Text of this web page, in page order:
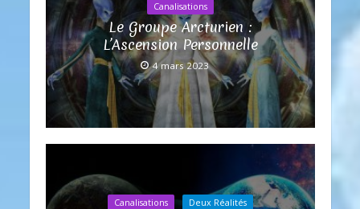
Canalisations
Le Groupe Arcturien :
L’Ascension Personnelle
4 mars 2023
Canalisations Deux Réalités